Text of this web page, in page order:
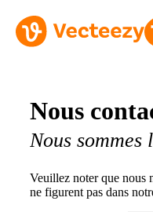
Nous
Nous
Veuillez noter que nous
ne figurent pas dans